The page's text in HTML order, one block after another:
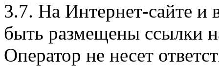
3.7. На Интернет-сайте
быть размещены ссылки
Оператор не несет